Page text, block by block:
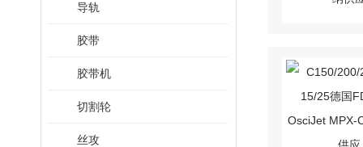
导轨
胶带
胶带机
切割轮
丝攻